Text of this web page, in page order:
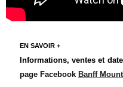
EN SAVOIR +
Informations, ventes et
page Facebook Banff